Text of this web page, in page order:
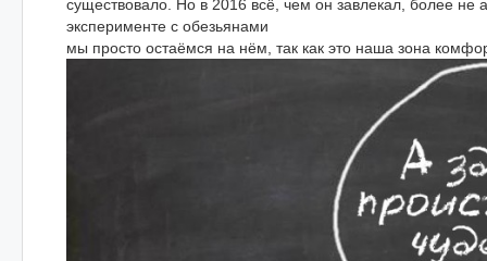
существовало. Но в 2016 всё, чем он завлекал, более не
эксперименте с обезьянами
мы просто остаёмся на нём, так как это наша зона